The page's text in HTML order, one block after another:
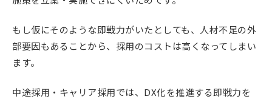
もし仮にそのような即戦力がいたとしても、人材不足の外
部要因もあることから、採用のコストは高くなってしまい
ます。
中途採用・キャリア採用では、DX化を推進する即戦力を